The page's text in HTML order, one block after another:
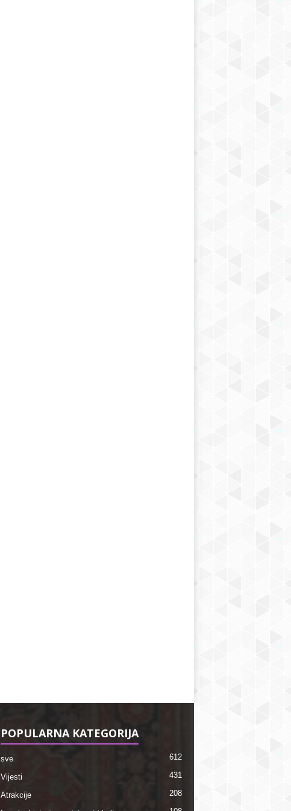
POPULARNA KATEGORIJA
sve 612
Vijesti 431
Atrakcije 208